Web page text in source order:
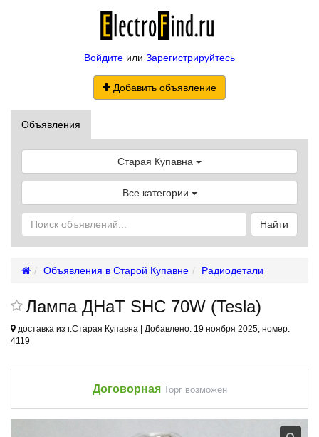
Войдите или Зарегистрируйтесь
Добавить объявление
Объявления
Старая Купавна
Все категории
Найти
Объявления в Старой Купавне Радиодетали
Лампа ДНаТ SHC 70W (Tesla)
доставка из г.Старая Купавна | Добавлено: 19 ноября 2025, номер:
4119
Договорная Торг возможен